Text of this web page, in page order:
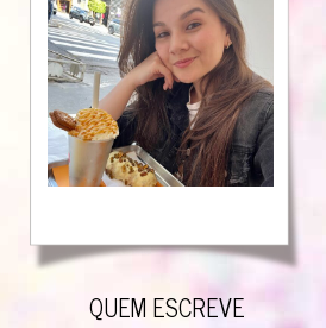
QUEM ESCREVE